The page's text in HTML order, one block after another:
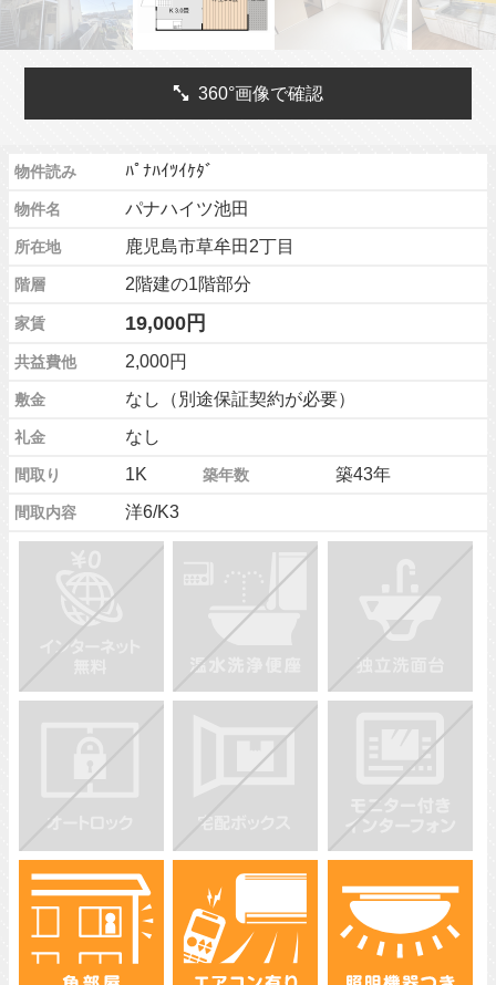
360°画像で確認
物件読み ﾊﾟﾅﾊｲﾂｲｹﾀﾞ
物件名 パナハイツ池田
所在地 鹿児島市草牟田2丁目
階層 2階建の1階部分
家賃 19,000円
共益費他 2,000円
敷金 なし（別途保証契約が必要）
礼金 なし
間取り 1K 築年数 築43年
間取内容 洋6/K3